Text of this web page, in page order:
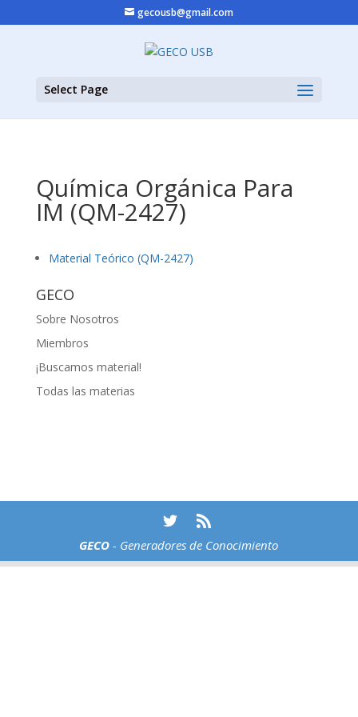
gecousb@gmail.com
Select Page
Química Orgánica Para
IM (QM-2427)
Material Teórico (QM-2427)
GECO
Sobre Nosotros
Miembros
¡Buscamos material!
Todas las materias
GECO - Generadores de Conocimiento